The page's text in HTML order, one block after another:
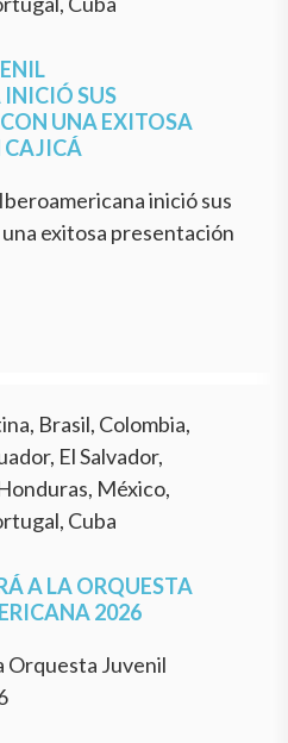
SUS
UNA EXITOSA
CAJICÁ
inició sus
exitosa presentación
Brasil, Colombia,
El Salvador,
México,
Cuba
A LA ORQUESTA
2026
Orquesta Juvenil